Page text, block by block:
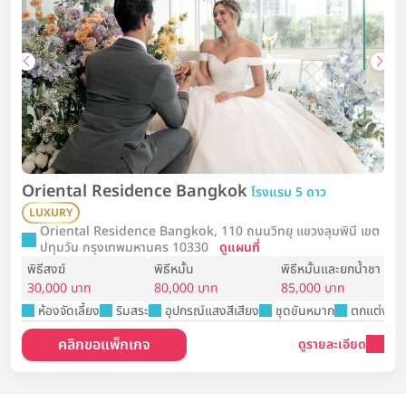
Oriental Residence Bangkokโรงแรม 5 ดาว
LUXURY
Oriental Residence Bangkok, 110 ถนนวิทยุ แขวงลุมพินี เขต
ปทุมวัน กรุงเทพมหานคร 10330 ดูแผนที่
พิธีสงฆ์
30,000 บาท
พิธีหมั้น
80,000 บาท
พิธีหมั้นและยกน้ำชา
85,000 บาท
ห้องจัดเลี้ยง
ริมสระ อุปกรณ์แสงสีเสียง ชุดขันหมาก ตกแต่งส
คลิกขอแพ็กเกจ ดูรายละเอียด